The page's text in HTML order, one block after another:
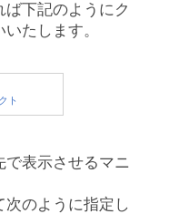
下記のようにク
たします。
で表示させるマニ
次のように指定し